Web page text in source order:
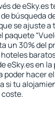
de eSky.es
búsqueda
se ajuste a
paquete
un 30% del
eSky.es en la
poder hacer
si tu